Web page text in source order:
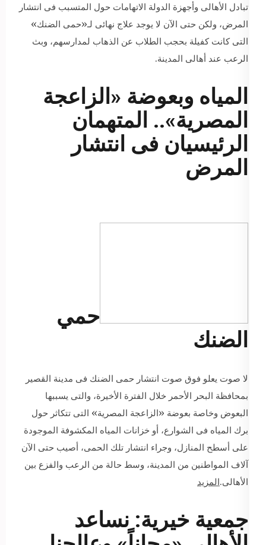
تبادل الأهالى وأجهزة الدولة الاتهامات حول المتسبب فى انتشار
المرض، ولكن حتى الآن لا يوجد علاج نهائى لـ«حمى الضنك»
التى كانت كفيلة بحجب الطلاب عن الذهاب لمدارسهم، وبث
الرعب عند أهالى المدينة.
المياه وبعوضة «الزاعجة
المصرية».. المتهمان
الرئيسيان فى انتشار
المرض
حمي
الضنك
لا صوت يعلو فوق صوت انتشار حمى الضنك فى مدينة القصير
بمحافظة البحر الأحمر خلال الفترة الأخيرة، والتى يسببها
البعوض وخاصة بعوضة «الزاعجة المصرية» التى تتكاثر حول
برك المياه فى الشوارع، أو خزانات المياه المكشوفة الموجودة
على أسطح المنازل، وجراء انتشار تلك الحمى، أصيب حتى الآن
آلاف المواطنين من المدينة، وسط حالة من الرعب والفزع بين
الأهالى.المزيد
جمعية خيرية: نساعد